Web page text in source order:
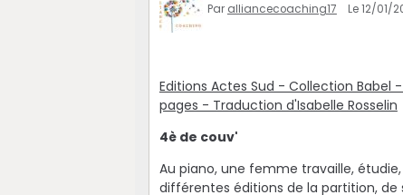
Par alliancecoaching17 Le 12/01/
Editions Actes Sud - Collection Babel
pages - Traduction d'Isabelle Rosselin
4è de couv'
Au piano, une femme travaille,
différentes éditions de la partition, de